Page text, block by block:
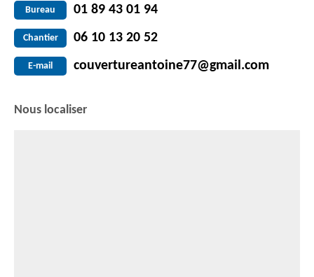
Bureau 01 89 43 01 94
Chantier 06 10 13 20 52
E-mail couvertureantoine77@gmail.com
Nous localiser